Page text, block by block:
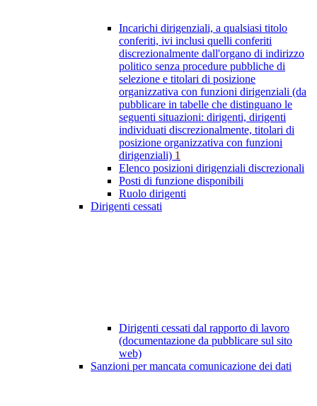
Incarichi dirigenziali, a qualsiasi titolo
conferiti, ivi inclusi quelli conferiti
discrezionalmente dall'organo di indirizzo
politico senza procedure pubbliche di
selezione e titolari di posizione
organizzativa con funzioni dirigenziali (da
pubblicare in tabelle che distinguano le
seguenti situazioni: dirigenti, dirigenti
individuati discrezionalmente, titolari di
posizione organizzativa con funzioni
dirigenziali) 1
Elenco posizioni dirigenziali discrezionali
Posti di funzione disponibili
Ruolo dirigenti
Dirigenti cessati
Dirigenti cessati dal rapporto di lavoro
(documentazione da pubblicare sul sito
web)
Sanzioni per mancata comunicazione dei dati